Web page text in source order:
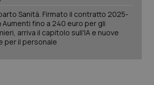
Sanità. Firmato il contratto 2025-
Aumenti fino a 240 euro per gli
arriva il capitolo sull'IA e nuove
per il personale